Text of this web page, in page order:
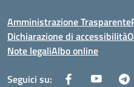
Amministrazione Trasparente
Dichiarazione di accessibilità
Note legaliAlbo online
Seguici su: